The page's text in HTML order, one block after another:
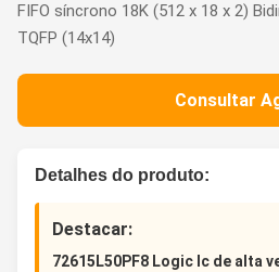
FIFO síncrono 18K (512 x 18 x 2)
TQFP (14x14)
Consultar
Detalhes do produto:
Destacar:
72615L50PF8 Logic Ic de alta